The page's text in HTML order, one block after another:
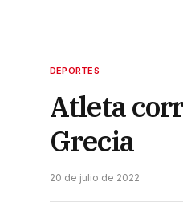
DEPORTES
Atleta
Grecia
20 de julio de 2022